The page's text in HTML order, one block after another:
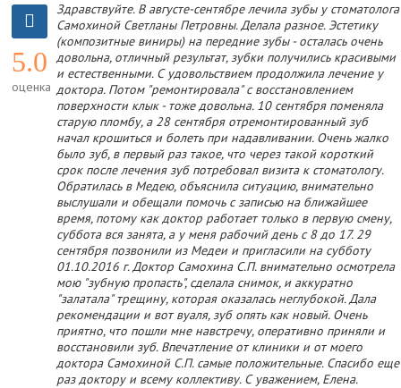
5.0
оценка
Здравствуйте. В августе-сентябре лечила зубы у стоматолога
Самохиной Светланы Петровны. Делала разное. Эстетику
(композитные виниры) на передние зубы - осталась очень
довольна, отличный результат, зубки получились красивыми
и естественными. С удовольствием продолжила лечение у
доктора. Потом "ремонтировала" с восстановлением
поверхности клык - тоже довольна. 10 сентября поменяла
старую пломбу, а 28 сентября отремонтированный зуб
начал крошиться и болеть при надавливании. Очень жалко
было зуб, в первый раз такое, что через такой короткий
срок после лечения зуб потребовал визита к стоматологу.
Обратилась в Медею, объяснила ситуацию, внимательно
выслушали и обещали помочь с записью на ближайшее
время, потому как доктор работает только в первую смену,
суббота вся занята, а у меня рабочий день с 8 до 17. 29
сентября позвонили из Медеи и пригласили на субботу
01.10.2016 г. Доктор Самохина С.П. внимательно осмотрела
мою "зубную пропасть", сделала снимок, и аккуратно
"залатала" трещину, которая оказалась неглубокой. Дала
рекомендации и вот вуаля, зуб опять как новый. Очень
приятно, что пошли мне навстречу, оперативно приняли и
восстановили зуб. Впечатление от клиники и от моего
доктора Самохиной С.П. самые положительные. Спасибо еще
раз доктору и всему коллективу. С уважением, Елена.